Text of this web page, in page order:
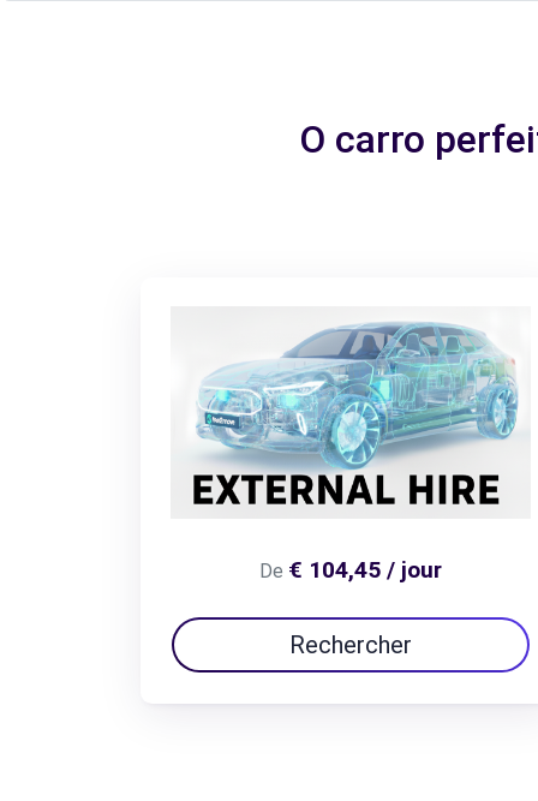
O carro
De € 104,45 / jour
Rechercher